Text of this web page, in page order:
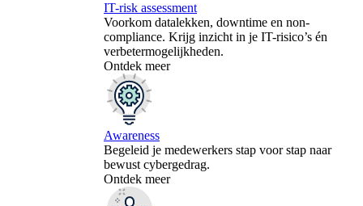
IT-risk assessment
Voorkom datalekken, downtime en non-
compliance. Krijg inzicht in je IT-risico’s én
verbetermogelijkheden.
Ontdek meer
Awareness
Begeleid je medewerkers stap voor stap naar
bewust cybergedrag.
Ontdek meer